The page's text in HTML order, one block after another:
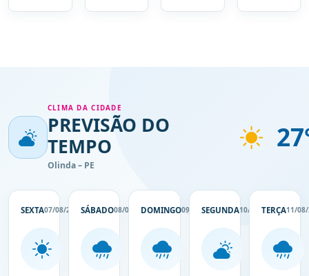
CLIMA DA CIDADE
PREVISÃO DO
TEMPO
Olinda – PE
SEXTA07/08/2026SÁBADO08/08/2026DOMINGO09/08/2026SEGUNDA10/08/2026
TERÇA11/